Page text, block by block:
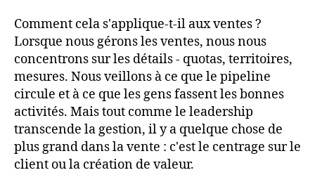
Comment cela s'applique-t-il aux ventes ?
Lorsque nous gérons les ventes, nous nous
concentrons sur les détails - quotas, territoires,
mesures. Nous veillons à ce que le pipeline
circule et à ce que les gens fassent les bonnes
activités. Mais tout comme le leadership
transcende la gestion, il y a quelque chose de
plus grand dans la vente : c'est le centrage sur le
client ou la création de valeur.